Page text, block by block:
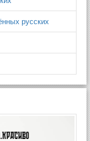
русских